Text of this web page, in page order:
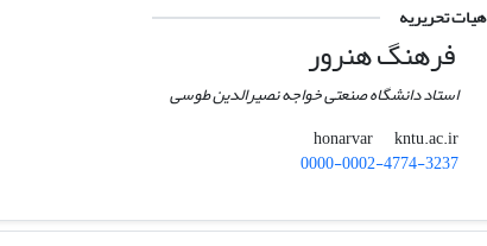
هیات تحریریه
فرهنگ هنرور
استاد دانشگاه صنعتی خواجه نصیرالدین طوسی
honarvar
kntu.ac.ir
0000-0002-4774-3237